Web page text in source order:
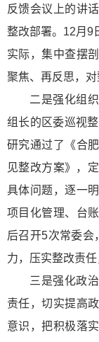
反馈会议上的讲
整改部署。12月9
实际，集中查摆
聚焦、再反思，对
二是强化组
组长的区委巡视
研究通过了《合
见整改方案》，
具体问题，逐一
项目化管理、台
后召开5次常委会
力，压实整改责任
三是强化政
责任，切实提高
意识，把积极落